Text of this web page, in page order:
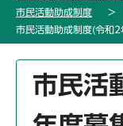
頭
市民活動助成制度
市民活動助成制度(令和
市民活